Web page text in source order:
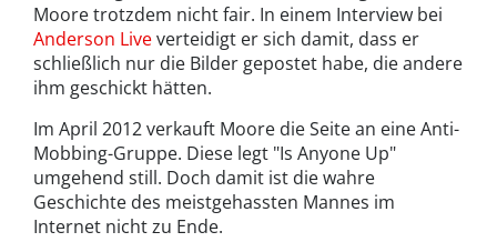
Moore trotzdem nicht fair. In einem Interview bei
Anderson Liveverteidigt er sich damit, dass er
schließlich nur die Bilder gepostet habe, die andere
ihm geschickt hätten.
Im April 2012 verkauft Moore die Seite an eine Anti-
Mobbing-Gruppe. Diese legt "Is Anyone Up"
umgehend still. Doch damit ist die wahre
Geschichte des meistgehassten Mannes im
Internet nicht zu Ende.